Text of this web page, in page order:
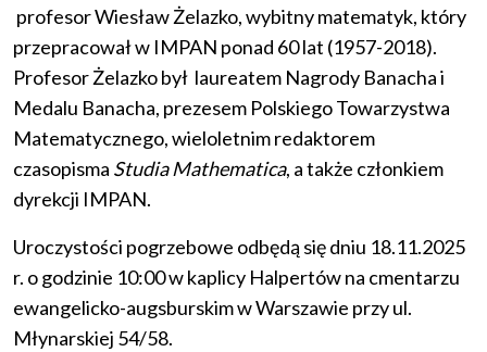
profesor WiesławŻelazko, wybitny matematyk, który
przepracował w IMPAN ponad 60 lat (1957-2018).
ProfesorŻelazkobył laureatem Nagrody Banacha i
Medalu Banacha, prezesem Polskiego Towarzystwa
Matematycznego, wieloletnim redaktorem
czasopisma Studia Mathematica, a także członkiem
dyrekcji IMPAN.
Uroczystości pogrzebowe odbędą się dniu 18.11.2025
r. o godzinie 10:00 w kaplicy Halpertów na cmentarzu
ewangelicko-augsburskim w Warszawie przy ul.
Młynarskiej 54/58.